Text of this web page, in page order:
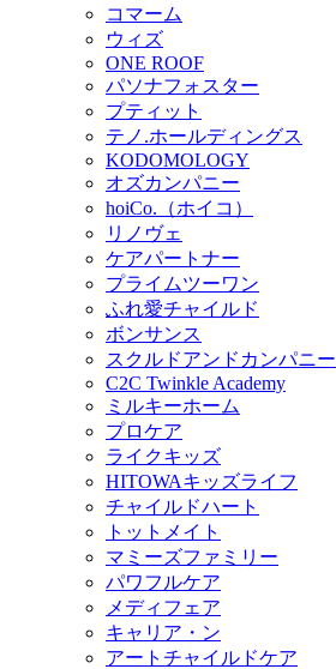
コマーム
ウィズ
ONE ROOF
パソナフォスター
プティット
テノ.ホールディングス
KODOMOLOGY
オズカンパニー
hoiCo.（ホイコ）
リノヴェ
ケアパートナー
プライムツーワン
ふれ愛チャイルド
ボンサンス
スクルドアンドカンパニー
C2C Twinkle Academy
ミルキーホーム
プロケア
ライクキッズ
HITOWAキッズライフ
チャイルドハート
トットメイト
マミーズファミリー
パワフルケア
メディフェア
キャリア・ン
アートチャイルドケア